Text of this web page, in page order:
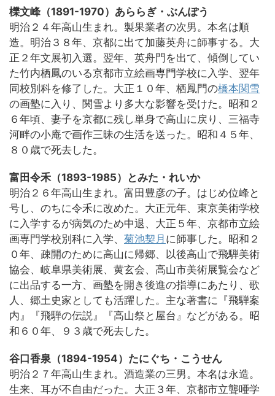
櫟文峰（1891-1970）あららぎ・ぶんぽう
明治２４年高山生まれ。製果業者の次男。本名は順
造。明治３８年、京都に出て加藤英舟に師事する。大
正２年文展初入選。翌年、英舟門を出て、傾倒してい
た竹内栖鳳のいる京都市立絵画専門学校に入学、翌年
同校別科を修了した。大正１０年、栖鳳門の橋本関雪
の画塾に入り、関雪より多大な影響を受けた。昭和２
６年頃、妻子を京都に残し単身で高山に戻り、三福寺
河畔の小庵で画作三昧の生活を送った。昭和４５年、
８０歳で死去した。
富田令禾（1893-1985）とみた・れいか
明治２６年高山生まれ。富田豊彦の子。はじめ位峰と
号し、のちに令禾に改めた。大正元年、東京美術学校
に入学するが病気のため中退、大正５年、京都市立絵
画専門学校別科に入学、 菊池契月 に師事した。昭和２
０年、疎開のために高山に帰郷、以後高山で飛騨美術
協会、岐阜県美術展、黄玄会、高山市美術展覧会など
に出品する一方、画塾を開き後進の指導にあたり、歌
人、郷土史家としても活躍した。主な著書に『飛騨案
内』『飛騨の伝説』『高山祭と屋台』などがある。昭
和６０年、９３歳で死去した。
谷口香泉（1894-1954）たにぐち・こうせん
明治２７年高山生まれ。酒造業の三男。本名は永造。
生来、耳が不自由だった。大正３年、京都市立聾唖学